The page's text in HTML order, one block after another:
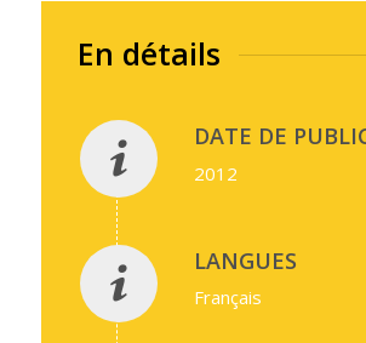
En détails
DATE DE
2012
LANGUES
Français